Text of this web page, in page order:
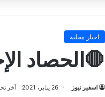
اخبار محلية
🛑الحصاد
اسفير نيوز 26 يناير، 2021 آخر تحديث: 26